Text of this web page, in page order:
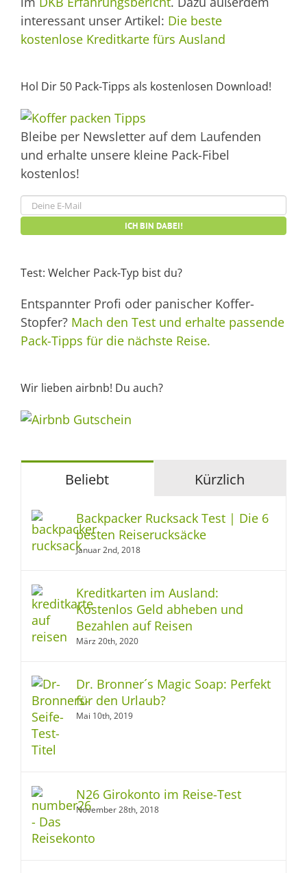
interessant unser Artikel: Die beste
kostenlose Kreditkarte fürs Ausland
Hol Dir 50 Pack-Tipps als kostenlosen Download!
Bleibe per Newsletter auf dem Laufenden
und erhalte unsere kleine Pack-Fibel
kostenlos!
Test: Welcher Pack-Typ bist du?
Entspannter Profi oder panischer Koffer-
Stopfer? Mach den Test und erhalte passende
Pack-Tipps für die nächste Reise.
Wir lieben airbnb! Du auch?
Beliebt Kürzlich
Backpacker Rucksack Test | Die 6
besten Reiserucksäcke
Januar 2nd, 2018
Kreditkarten im Ausland:
Kostenlos Geld abheben und
Bezahlen auf Reisen
März 20th, 2020
Dr. Bronner´s Magic Soap: Perfekt
für den Urlaub?
Mai 10th, 2019
N26 Girokonto im Reise-Test
November 28th, 2018